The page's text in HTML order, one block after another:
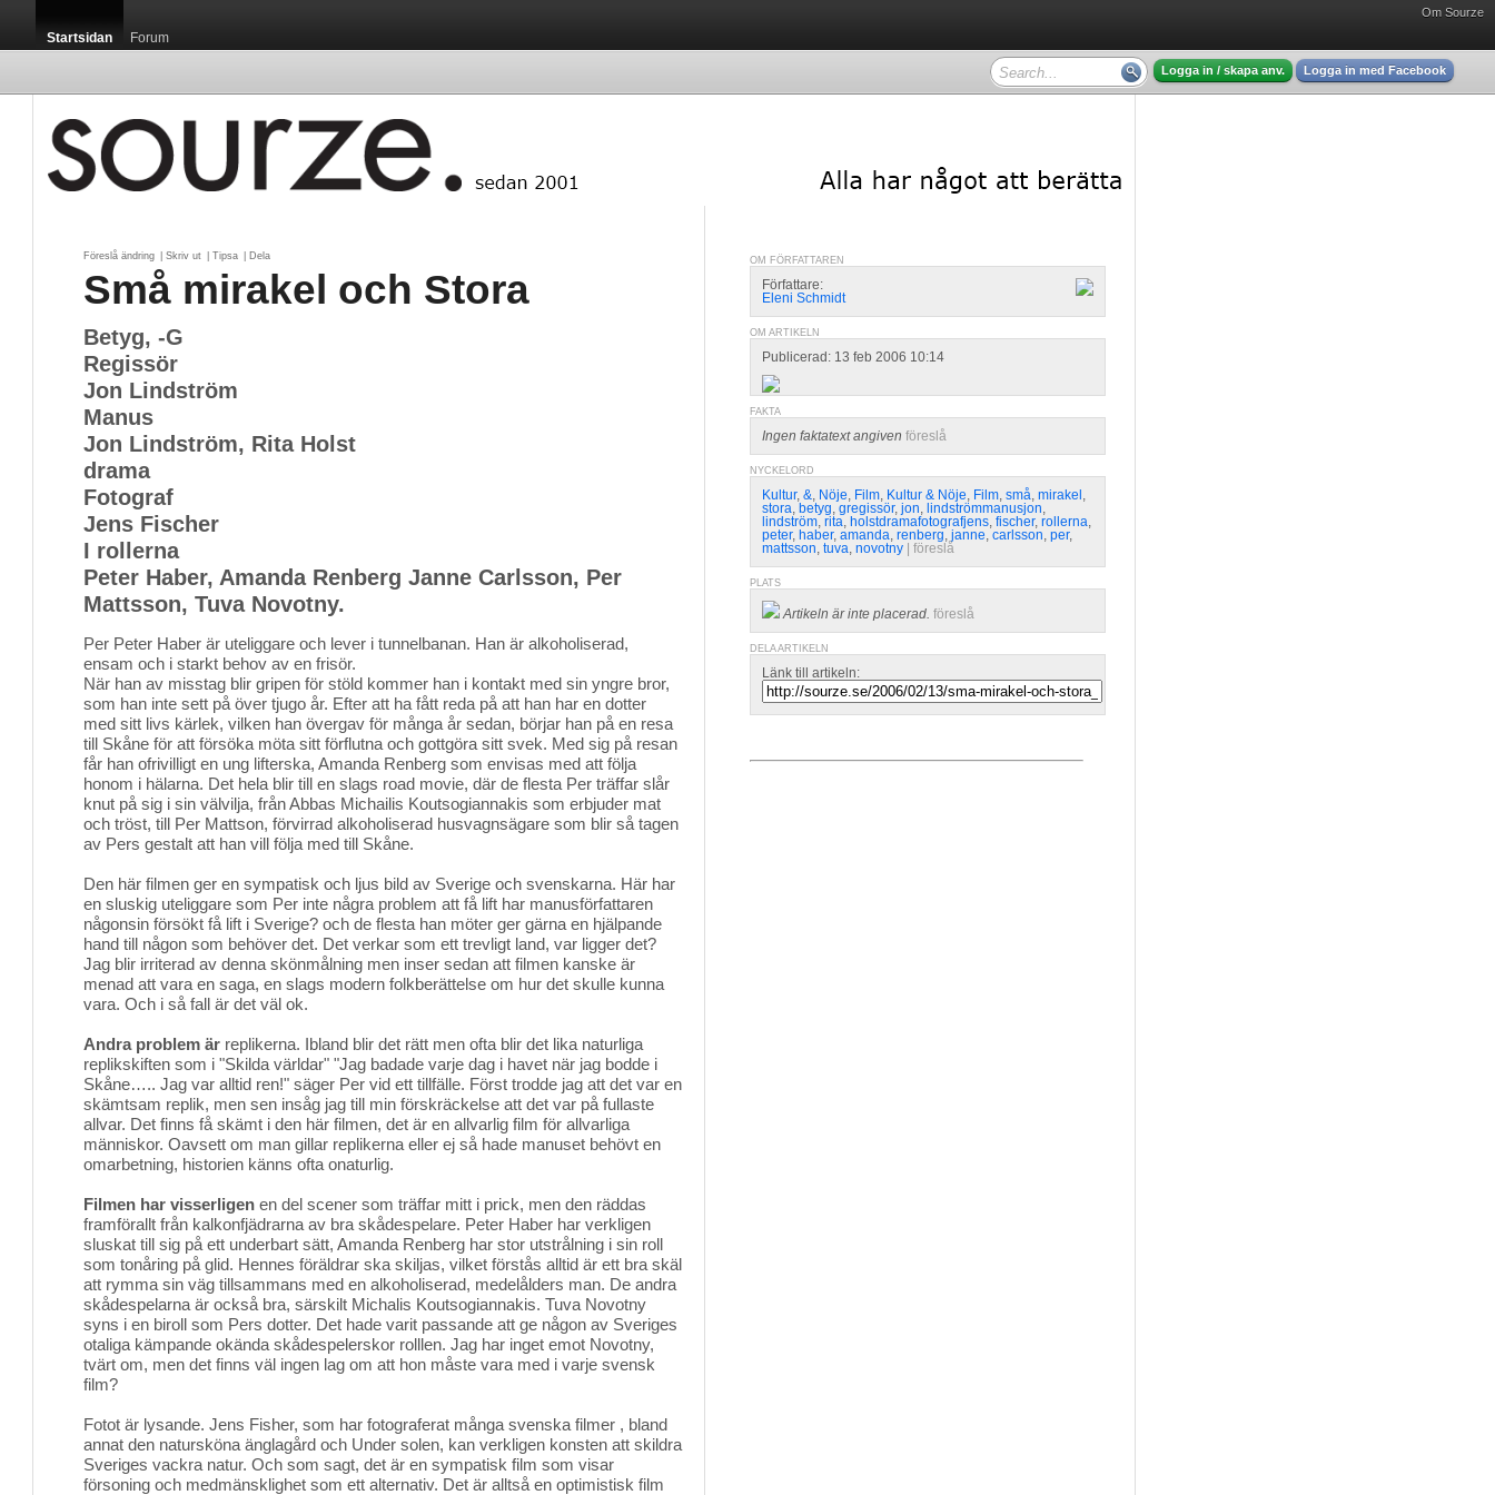
Om Sourze
Startsidan Forum
Logga in / skapa anv. Logga in med Facebook
Föreslå ändring Skriv ut Tipsa Dela
Små mirakel och Stora
Betyg, -G
Regissör
Jon Lindström
Manus
Jon Lindström, Rita Holst
drama
Fotograf
Jens Fischer
I rollerna
Peter Haber, Amanda Renberg Janne Carlsson, Per
Mattsson, Tuva Novotny.
Per Peter Haber är uteliggare och lever i tunnelbanan. Han är alkoholiserad,
ensam och i starkt behov av en frisör.
När han av misstag blir gripen för stöld kommer han i kontakt med sin yngre bror,
som han inte sett på över tjugo år. Efter att ha fått reda på att han har en dotter
med sitt livs kärlek, vilken han övergav för många år sedan, börjar han på en resa
till Skåne för att försöka möta sitt förflutna och gottgöra sitt svek. Med sig på resan
får han ofrivilligt en ung lifterska, Amanda Renberg som envisas med att följa
honom i hälarna. Det hela blir till en slags road movie, där de flesta Per träffar slår
knut på sig i sin välvilja, från Abbas Michailis Koutsogiannakis som erbjuder mat
och tröst, till Per Mattson, förvirrad alkoholiserad husvagnsägare som blir så tagen
av Pers gestalt att han vill följa med till Skåne.
Den här filmen ger en sympatisk och ljus bild av Sverige och svenskarna. Här har
en sluskig uteliggare som Per inte några problem att få lift har manusförfattaren
någonsin försökt få lift i Sverige? och de flesta han möter ger gärna en hjälpande
hand till någon som behöver det. Det verkar som ett trevligt land, var ligger det?
Jag blir irriterad av denna skönmålning men inser sedan att filmen kanske är
menad att vara en saga, en slags modern folkberättelse om hur det skulle kunna
vara. Och i så fall är det väl ok.
Andra problem är replikerna. Ibland blir det rätt men ofta blir det lika naturliga
replikskiften som i "Skilda världar" "Jag badade varje dag i havet när jag bodde i
Skåne….. Jag var alltid ren!" säger Per vid ett tillfälle. Först trodde jag att det var en
skämtsam replik, men sen insåg jag till min förskräckelse att det var på fullaste
allvar. Det finns få skämt i den här filmen, det är en allvarlig film för allvarliga
människor. Oavsett om man gillar replikerna eller ej så hade manuset behövt en
omarbetning, historien känns ofta onaturlig.
Filmen har visserligen en del scener som träffar mitt i prick, men den räddas
framförallt från kalkonfjädrarna av bra skådespelare. Peter Haber har verkligen
sluskat till sig på ett underbart sätt, Amanda Renberg har stor utstrålning i sin roll
som tonåring på glid. Hennes föräldrar ska skiljas, vilket förstås alltid är ett bra skäl
att rymma sin väg tillsammans med en alkoholiserad, medelålders man. De andra
skådespelarna är också bra, särskilt Michalis Koutsogiannakis. Tuva Novotny
syns i en biroll som Pers dotter. Det hade varit passande att ge någon av Sveriges
otaliga kämpande okända skådespelerskor rolllen. Jag har inget emot Novotny,
tvärt om, men det finns väl ingen lag om att hon måste vara med i varje svensk
film?
Fotot är lysande. Jens Fisher, som har fotograferat många svenska filmer , bland
annat den natursköna änglagård och Under solen, kan verkligen konsten att skildra
Sveriges vackra natur. Och som sagt, det är en sympatisk film som visar
försoning och medmänsklighet som ett alternativ. Det är alltså en optimistisk film
OM FÖRFATTAREN
Författare:
Eleni Schmidt
OM ARTIKELN
Publicerad: 13 feb 2006 10:14
FAKTA
Ingen faktatext angiven föreslå
NYCKELORD
Kultur, &, Nöje, Film, Kultur & Nöje, Film, små, mirakel ,
stora, betyg, gregissör, jon, lindströmmanusjon,
lindström, rita, holstdramafotografjens, fischer, rollerna,
peter, haber, amanda, renberg, janne, carlsson, per,
mattsson, tuva, novotny föreslå
PLATS
Artikeln är inte placerad. föreslå
DELA ARTIKELN
Länk till artikeln: